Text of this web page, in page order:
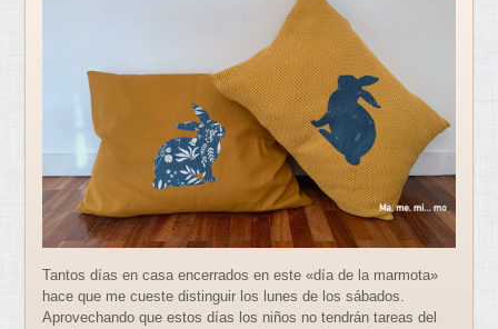
Tantos días en casa encerrados en este «día de la marmota»
hace que me cueste distinguir los lunes de los sábados.
Aprovechando que estos días los niños no tendrán tareas del